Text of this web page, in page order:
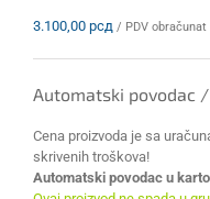
3.100,00 рсд / PDV obračunat
Automatski povodac /
Cena proizvoda je sa
skrivenih troškova!
Automatski povodac u